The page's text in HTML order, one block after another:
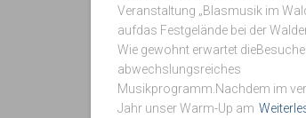
Veranstaltung „Blasmusik im
aufdas Festgelände bei der
Wie gewohnt erwartet
abwechslungsreiches
Musikprogramm.Nachdem im
Jahr unser Warm-Up am